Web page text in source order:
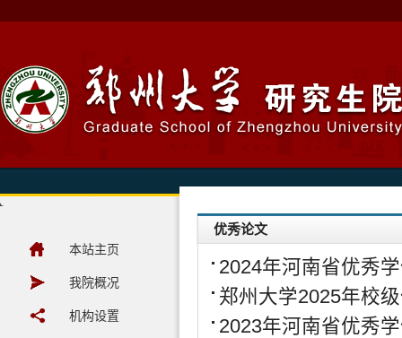
本站主页
我院概况
机构设置
优秀论文
2024年河南省优秀
郑州大学2025年校
2023年河南省优秀